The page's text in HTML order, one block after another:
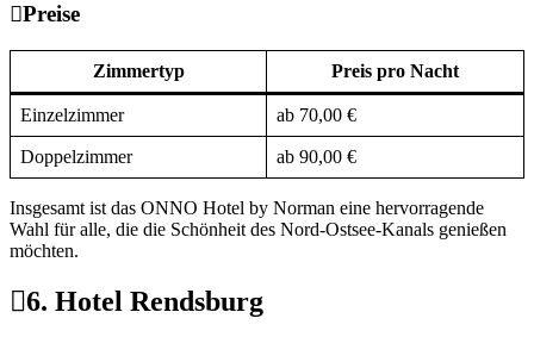
Preise
Zimmertyp Preis pro Nacht
Einzelzimmer ab 70,00 €
Doppelzimmer ab 90,00 €
Insgesamt ist das ONNO Hotel by Norman eine hervorragende
Wahl für alle, die die Schönheit des Nord-Ostsee-Kanals genießen
möchten.
6. Hotel Rendsburg